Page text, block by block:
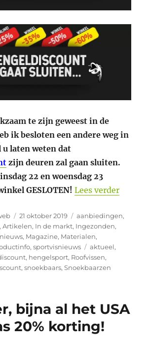
te zijn geweest in de
ik besloten een andere weg in
laten weten dat
zijn deuren zal gaan sluiten.
22 en woensdag 23
GESLOTEN! Lees verder
Geplaatst
op
21 oktober 2019 Categorieën
aanbiedingen,
,Artikelen, In de markt, Ingezonden,
, Magazine, Materialen,
,sportvisnieuws Tags
aktueel,
, hengelsport, Roofvissen,
,snoekbaars,Snoekbaarzen
bijna al het USA
20% korting!